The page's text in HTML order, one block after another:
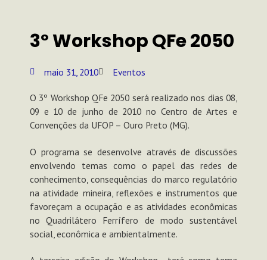
k a
m
3º Workshop QFe 2050
maio 31, 2010 Eventos
O 3º Workshop QFe 2050 será realizado nos dias 08,
09 e 10 de junho de 2010 no Centro de Artes e
Convenções da UFOP – Ouro Preto (MG).
O programa se desenvolve através de discussões
envolvendo temas como o papel das redes de
conhecimento, consequências do marco regulatório
na atividade mineira, reflexões e instrumentos que
favoreçam a ocupação e as atividades econômicas
no Quadrilátero Ferrífero de modo sustentável
social, econômica e ambientalmente.